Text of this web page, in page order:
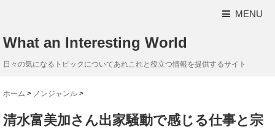
MENU
What an Interesting World
日々の気になるトピックについてあれこれと役立つ情報を提供するサイト
ホーム > ノンジャンル >
清水富美加さん出家騒動で感じる仕事と宗